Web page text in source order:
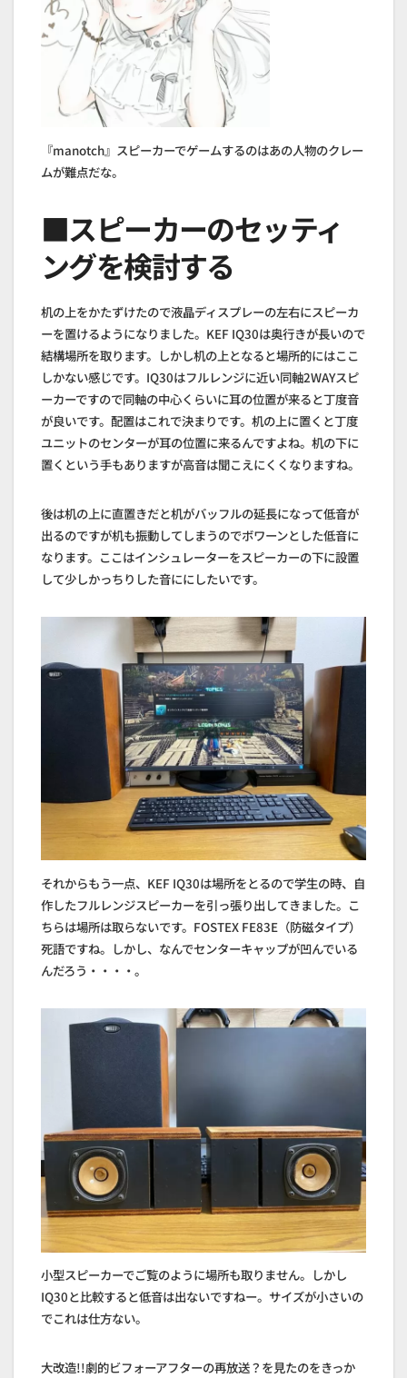
『manotch』スピーカーでゲームするのはあの人物のクレー
ムが難点だな。
■スピーカーのセッティ
ングを検討する
机の上をかたずけたので液晶ディスプレーの左右にスピーカ
ーを置けるようになりました。KEF IQ30は奥行きが長いので
結構場所を取ります。しかし机の上となると場所的にはここ
しかない感じです。IQ30はフルレンジに近い同軸2WAYスピ
ーカーですので同軸の中心くらいに耳の位置が来ると丁度音
が良いです。配置はこれで決まりです。机の上に置くと丁度
ユニットのセンターが耳の位置に来るんですよね。机の下に
置くという手もありますが高音は聞こえにくくなりますね。
後は机の上に直置きだと机がバッフルの延長になって低音が
出るのですが机も振動してしまうのでボワーンとした低音に
なります。ここはインシュレーターをスピーカーの下に設置
して少しかっちりした音ににしたいです。
それからもう一点、KEF IQ30は場所をとるので学生の時、自
作したフルレンジスピーカーを引っ張り出してきました。こ
ちらは場所は取らないです。FOSTEX FE83E（防磁タイプ）
死語ですね。しかし、なんでセンターキャップが凹んでいる
んだろう・・・・。
小型スピーカーでご覧のように場所も取りません。しかし
IQ30と比較すると低音は出ないですねー。サイズが小さいの
でこれは仕方ない。
大改造!!劇的ビフォーアフターの再放送？を見たのをきっか